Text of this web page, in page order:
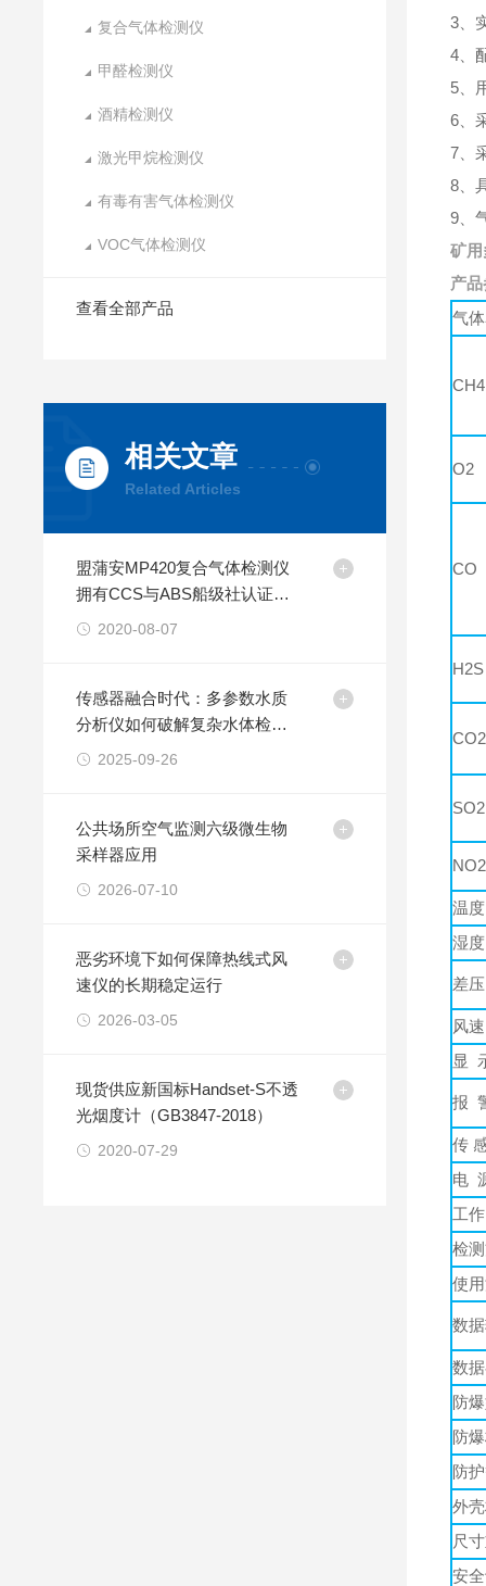
复合气体检测仪
甲醛检测仪
酒精检测仪
激光甲烷检测仪
有毒有害气体检测仪
VOC气体检测仪
查看全部产品
相关文章
Related Articles
盟蒲安MP420复合气体检测仪
拥有CCS与ABS船级社认证产
品
2020-08-07
传感器融合时代：多参数水质
分析仪如何破解复杂水体检测
难题2025-09-26
公共场所空气监测六级微生物
采样器应用
2026-07-10
恶劣环境下如何保障热线式风
速仪的长期稳定运行
2026-03-05
现货供应新国标Handset-S不透
光烟度计（GB3847-2018）
2020-07-29
3、
4、
5、
6、
7、
8、
9、
矿
产
气
CH4
O2
CO
H2S
CO2
SO2
NO2
温度
湿度
差
风速
显
报
传
电
工
检
使
数
数
防
防
防
外
尺
安